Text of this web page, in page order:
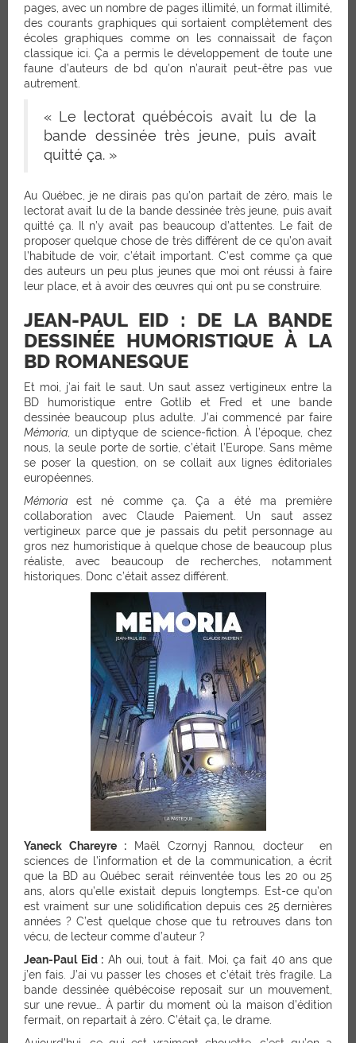
pages, avec un nombre de pages illimité, un format illimité,
des courants graphiques qui sortaient complètement des
écoles graphiques comme on les connaissait de façon
classique ici. Ça a permis le développement de toute une
faune d’auteurs de bd qu’on n’aurait peut-être pas vue
autrement.
« Le lectorat québécois avait lu de la
bande dessinée très jeune, puis avait
quitté ça. »
Au Québec, je ne dirais pas qu’on partait de zéro, mais le
lectorat avait lu de la bande dessinée très jeune, puis avait
quitté ça. Il n’y avait pas beaucoup d’attentes. Le fait de
proposer quelque chose de très différent de ce qu’on avait
l’habitude de voir, c’était important. C’est comme ça que
des auteurs un peu plus jeunes que moi ont réussi à faire
leur place, et à avoir des œuvres qui ont pu se construire.
JEAN-PAUL EID : DE LA BANDE
DESSINÉE HUMORISTIQUE À LA
BD ROMANESQUE
Et moi, j’ai fait le saut. Un saut assez vertigineux entre la
BD humoristique entre Gotlib et Fred et une bande
dessinée beaucoup plus adulte. J’ai commencé par faire
Mémoria , un diptyque de science-fiction. À l’époque, chez
nous, la seule porte de sortie, c’était l’Europe. Sans même
se poser la question, on se collait aux lignes éditoriales
européennes.
Mémoria est né comme ça. Ça a été ma première
collaboration avec Claude Paiement. Un saut assez
vertigineux parce que je passais du petit personnage au
gros nez humoristique à quelque chose de beaucoup plus
réaliste, avec beaucoup de recherches, notamment
historiques. Donc c’était assez différent.
Yaneck Chareyre :Maël Czornyj Rannou, docteur en
sciences de l’information et de la communication, a écrit
que la BD au Québec serait réinventée tous les 20 ou 25
ans, alors qu’elle existait depuis longtemps. Est-ce qu’on
est vraiment sur une solidification depuis ces 25 dernières
années ? C’est quelque chose que tu retrouves dans ton
vécu, de lecteur comme d’auteur ?
Jean-Paul Eid : Ah oui, tout à fait. Moi, ça fait 40 ans que
j’en fais. J’ai vu passer les choses et c’était très fragile. La
bande dessinée québécoise reposait sur un mouvement,
sur une revue… À partir du moment où la maison d’édition
fermait, on repartait à zéro. C’était ça, le drame.